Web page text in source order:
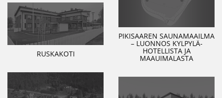
PIKISAAREN SAUNAMAAILMA
– LUONNOS KYLPYLÄ-
HOTELLISTA JA
MAAUIMALASTA
RUSKAKOTI